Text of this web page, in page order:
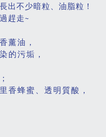
不少暗粒、油脂粒！
趕走~
薰油，
的污垢，
香蜂蜜、透明質酸，